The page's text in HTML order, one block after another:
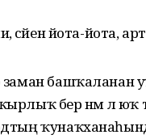
сәйен йота-йота,
башҡаланан уҡ
бер нәмә лә юҡ